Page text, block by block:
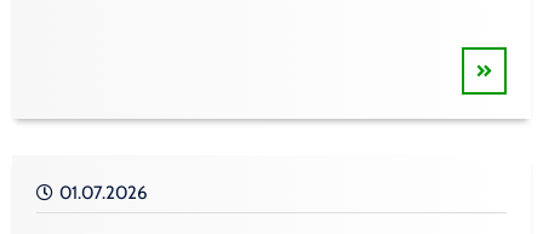
01.07.2026